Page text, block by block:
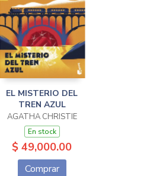
EL MISTERIO DEL
TREN AZUL
AGATHA CHRISTIE
En stock
$ 49,000.00
Comprar